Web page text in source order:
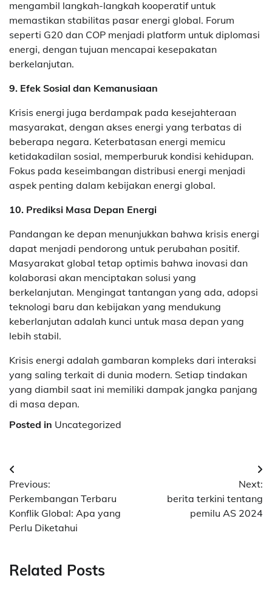
mengambil langkah-langkah kooperatif untuk
memastikan stabilitas pasar energi global. Forum
seperti G20 dan COP menjadi platform untuk diplomasi
energi, dengan tujuan mencapai kesepakatan
berkelanjutan.
9. Efek Sosial dan Kemanusiaan
Krisis energi juga berdampak pada kesejahteraan
masyarakat, dengan akses energi yang terbatas di
beberapa negara. Keterbatasan energi memicu
ketidakadilan sosial, memperburuk kondisi kehidupan.
Fokus pada keseimbangan distribusi energi menjadi
aspek penting dalam kebijakan energi global.
10. Prediksi Masa Depan Energi
Pandangan ke depan menunjukkan bahwa krisis energi
dapat menjadi pendorong untuk perubahan positif.
Masyarakat global tetap optimis bahwa inovasi dan
kolaborasi akan menciptakan solusi yang
berkelanjutan. Mengingat tantangan yang ada, adopsi
teknologi baru dan kebijakan yang mendukung
keberlanjutan adalah kunci untuk masa depan yang
lebih stabil.
Krisis energi adalah gambaran kompleks dari interaksi
yang saling terkait di dunia modern. Setiap tindakan
yang diambil saat ini memiliki dampak jangka panjang
di masa depan.
Posted in Uncategorized
Post
navigation
Previous:
Perkembangan Terbaru
Konflik Global: Apa yang
Perlu Diketahui
Next:
berita terkini tentang
pemilu AS 2024
Related Posts